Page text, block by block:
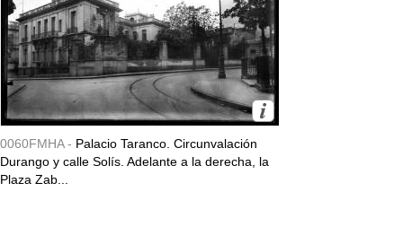
0060FMHA - Palacio Taranco. Circunvalación
Durango y calle Solís. Adelante a la derecha, la
Plaza Zab...